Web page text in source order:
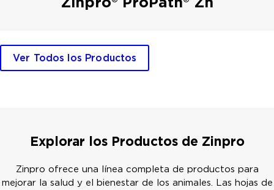
Ver Todos los Productos
Explorar los Productos de Zinpro
Zinpro ofrece una línea completa de productos para
mejorar la salud y el bienestar de los animales. Las hojas de